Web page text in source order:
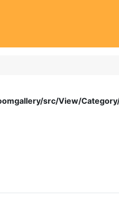
src/View/